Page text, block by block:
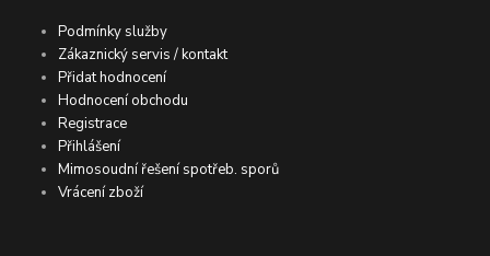
Podmínky služby
Zákaznický servis / kontakt
Přidat hodnocení
Hodnocení obchodu
Registrace
Přihlášení
Mimosoudní řešení spotřeb. sporů
Vrácení zboží